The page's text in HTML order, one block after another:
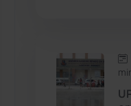
Caturama